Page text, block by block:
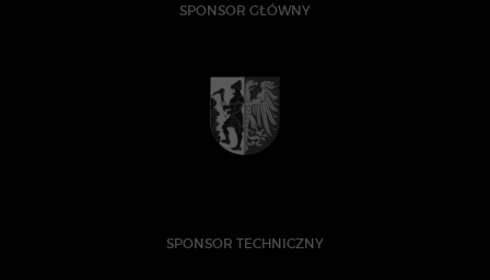
SPONSOR GŁÓWNY
SPONSOR TECHNICZNY